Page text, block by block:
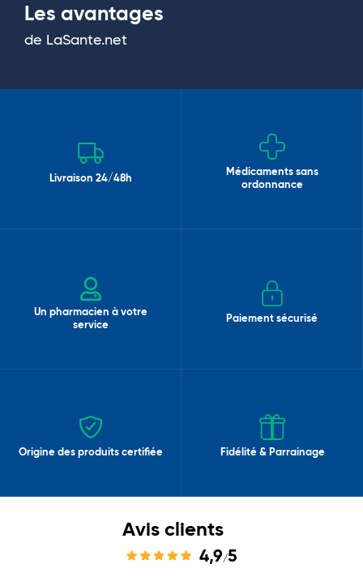
Les avantages
de LaSante.net
Livraison 24/48h
Médicaments sans
ordonnance
Un pharmacien à votre
service
Paiement sécurisé
Origine des produits certifiée Fidélité & Parrainage
Avis clients
4,9/5